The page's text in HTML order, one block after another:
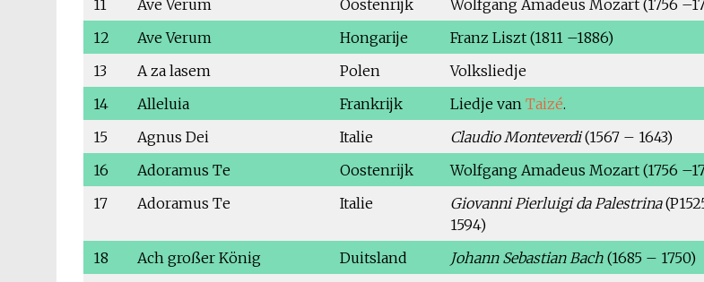
11
Ave Verum Oostenrijk
Wolfgang Amadeus Mozart (1756
12
Ave Verum Hongarije
Franz Liszt (1811 –1886)
13
A za lasem Polen
Volksliedje
14
Alleluia Frankrijk Liedje van Taizé.
15
Agnus Dei Italie Claudio Monteverdi(1567 – 1643)
16
Adoramus Te Oostenrijk
Wolfgang Amadeus Mozart (1756
17
Adoramus Te Italie Giovanni Pierluigi da Palestrina
1594)
18
Ach großer König Duitsland Johann Sebastian Bach (1685 – 1750)